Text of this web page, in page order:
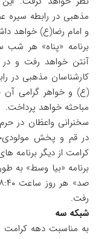
مذهبی در رابطه
و امام رضا(ع) خواهد
آنتن خواهد رفت و در
کارشناسان مذهبی در
(ع) و خواهر گرامی
مباحثه خواهد پرداخت.
سخنرانی واعظان در
در قم و پخش
کرامت از دیگر برنامه
رفت.
شبکه سه
به مناسبت دهه کرامت